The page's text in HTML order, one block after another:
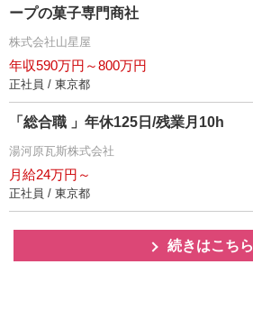
ープの菓子専門商社
株式会社山星屋
年収590万円～800万円
正社員 / 東京都
「総合職 」年休125日/残業月10h
湯河原瓦斯株式会社
月給24万円～
正社員 / 東京都
続きはこちら